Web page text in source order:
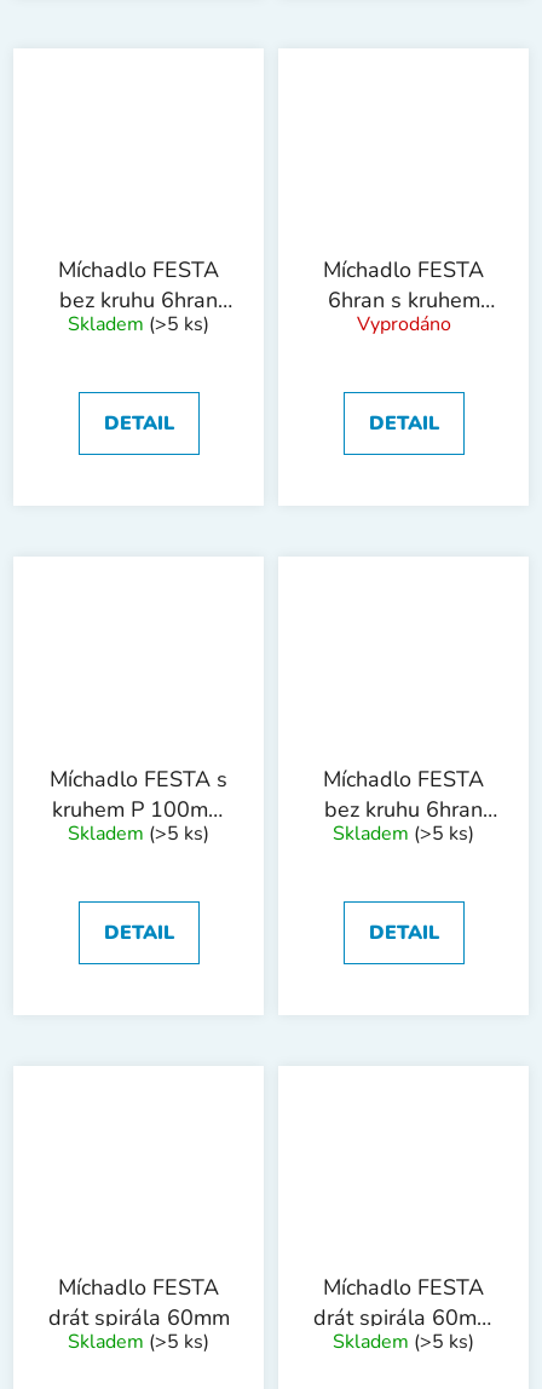
Míchadlo FESTA
bez kruhu 6hran
70mm ZN
Skladem (>5 ks)
DETAIL
Míchadlo FESTA
6hran s kruhem
100mm ZN
Vyprodáno
DETAIL
Míchadlo FESTA s
kruhem P 100mm
M14 ZN
Skladem (>5 ks)
DETAIL
Míchadlo FESTA
bez kruhu 6hran
90mm ZN
Skladem (>5 ks)
DETAIL
Míchadlo FESTA
drát spirála 60mm
Skladem (>5 ks)
Míchadlo FESTA
drát spirála 60mm
SDS+
Skladem (>5 ks)